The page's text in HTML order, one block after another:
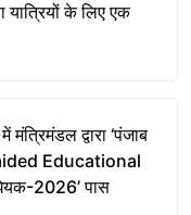
यात्रियों के लिए एक
द्वारा ‘पंजाब
Educational
2026’ पास